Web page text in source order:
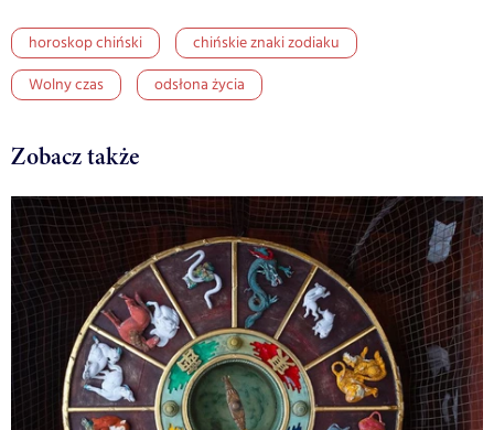
horoskop chiński
chińskie znaki zodiaku
Wolny czas
odsłona życia
Zobacz także